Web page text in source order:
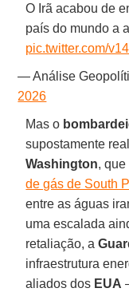
O Irã acabou de
país do mundo a
pic.twitter.com/
— Análise
2026
Mas o
supostamente
Washington,
de gás de South
entre as águas
uma escalada
retaliação, a
infraestrutura
aliados dos EUA